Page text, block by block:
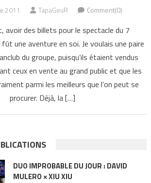
2011 TapaGeuR Comment(0)
avoir des billets pour le spectacle du 7
une aventure en soi. Je voulais une paire
du groupe, puisqu’ils étaient vendus
ceux en vente au grand public et que les
parmi les meilleurs que l’on peut se
procurer. Déjà, la […]
DUO IMPROBABLE DU JOUR : DAVID
MULERO × XIU XIU